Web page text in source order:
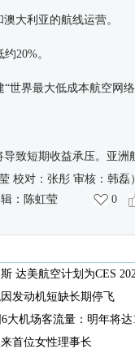
大利亚的航线运营。
约20%。
世界最大低成本航空网络
致短期收益承压。亚洲
校对：张彤 审核：韩磊）
： 陈虹莹 0
达美航空计划为CES
发动机短缺长期停飞
大机场客流量：明年将达
首位女性理事长